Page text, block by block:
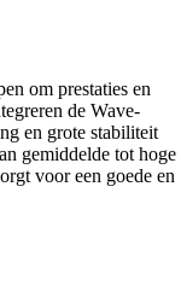
om prestaties en
de Wave-
en grote stabiliteit
gemiddelde tot hoge
voor een goede en